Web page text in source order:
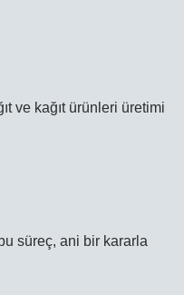
ve kağıt ürünleri üretimi
süreç, ani bir kararla